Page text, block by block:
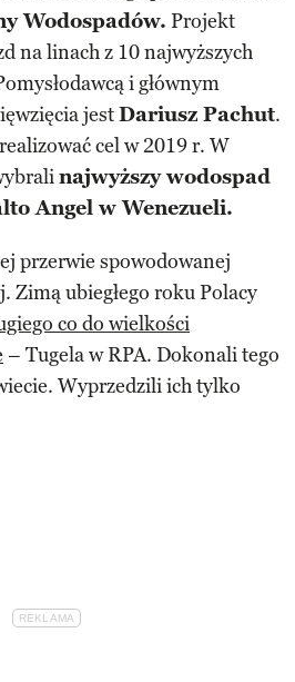
Wodospadów. Projekt
na linach z 10 najwyższych
i głównym
jestDariusz Pachut.
cel w 2019 r. W
najwyższy wodospad
Angel w Wenezueli.
przerwie spowodowanej
Zimą ubiegłego roku Polacy
co do wielkości
– Tugela w RPA. Dokonali tego
Wyprzedzili ich tylko